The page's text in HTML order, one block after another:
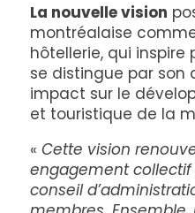
La nouvelle vision
montréalaise
hôtellerie, qui inspire
se distingue par son
impact sur le
et touristique de la
« Cette vision
engagement
conseil